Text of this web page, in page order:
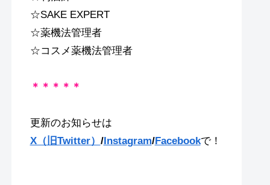
☆SAKE EXPERT
☆薬機法管理者
☆コスメ薬機法管理者
＊＊＊＊＊
更新のお知らせは
X（旧Twitter） /Instagram/Facebookで！